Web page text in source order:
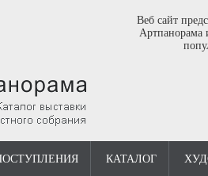
Веб сайт
Артпанорама
КАТАЛОГ